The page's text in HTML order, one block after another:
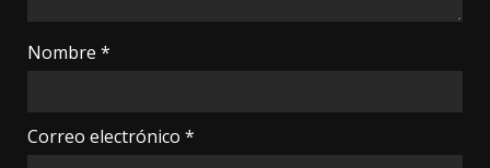
Nombre *
Correo electrónico *